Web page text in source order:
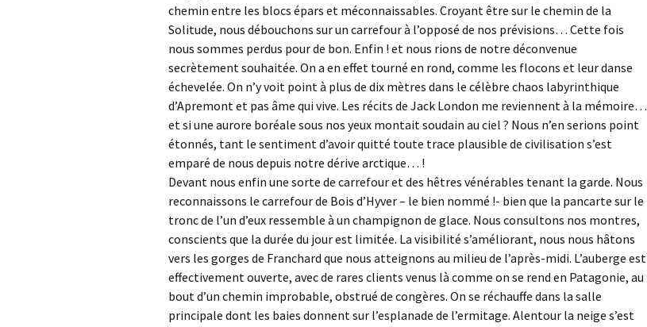
chemin entre les blocs épars et méconnaissables. Croyant être sur le chemin de la
Solitude, nous débouchons sur un carrefour à l’opposé de nos prévisions… Cette fois
nous sommes perdus pour de bon. Enfin ! et nous rions de notre déconvenue
secrètement souhaitée. On a en effet tourné en rond, comme les flocons et leur danse
échevelée. On n’y voit point à plus de dix mètres dans le célèbre chaos labyrinthique
d’Apremont et pas âme qui vive. Les récits de Jack London me reviennent à la mémoire…
et si une aurore boréale sous nos yeux montait soudain au ciel ? Nous n’en serions point
étonnés, tant le sentiment d’avoir quitté toute trace plausible de civilisation s’est
emparé de nous depuis notre dérive arctique… !
Devant nous enfin une sorte de carrefour et des hêtres vénérables tenant la garde. Nous
reconnaissons le carrefour de Bois d’Hyver – le bien nommé !- bien que la pancarte sur le
tronc de l’un d’eux ressemble à un champignon de glace. Nous consultons nos montres,
conscients que la durée du jour est limitée. La visibilité s’améliorant, nous nous hâtons
vers les gorges de Franchard que nous atteignons au milieu de l’après-midi. L’auberge est
effectivement ouverte, avec de rares clients venus là comme on se rend en Patagonie, au
bout d’un chemin improbable, obstrué de congères. On se réchauffe dans la salle
principale dont les baies donnent sur l’esplanade de l’ermitage. Alentour la neige s’est